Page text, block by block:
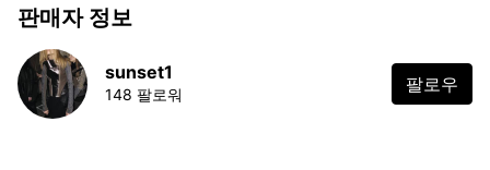
판매자 정보
sunset1
148 팔로워 팔로우